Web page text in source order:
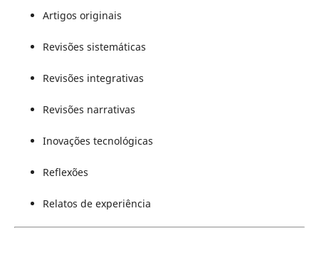
Artigos originais
Revisões sistemáticas
Revisões integrativas
Revisões narrativas
Inovações tecnológicas
Reflexões
Relatos de experiência